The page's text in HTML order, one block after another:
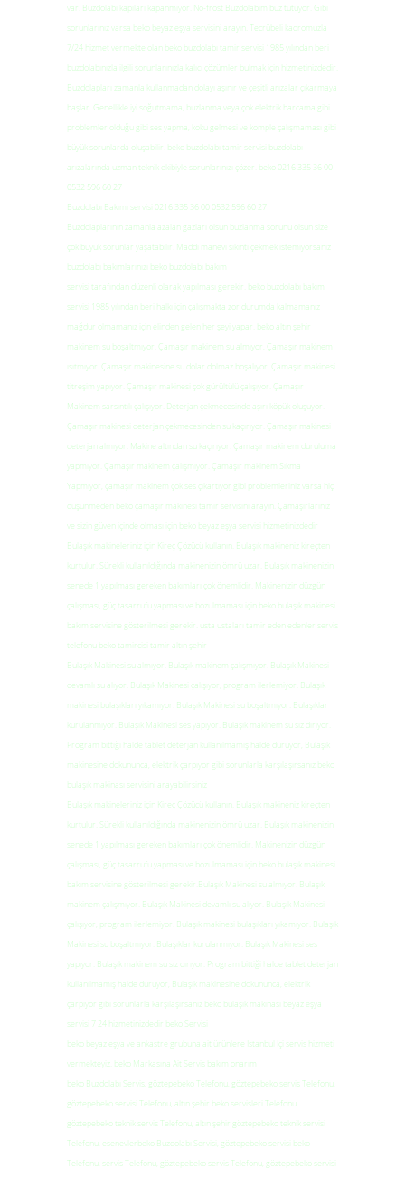
var. Buzdolabı kapıları kapanmıyor. No-frost Buzdolabım buz tutuyor. Gibi
sorunlarınız varsa beko beyaz eşya servisini arayın. Tecrübeli kadromuzla
7/24 hizmet vermekte olan beko buzdolabı tamir servisi 1985 yılından beri
buzdolabınızla ilgili sorunlarınızla kalıcı çözümler bulmak için hizmetinizdedir.
Buzdolapları zamanla kullanmadan dolayı aşınır ve çeşitli arızalar çıkarmaya
başlar. Genellikle iyi soğutmama, buzlanma veya çok elektrik harcama gibi
problemler olduğu gibi ses yapma, koku gelmesi ve komple çalışmaması gibi
büyük sorunlarda oluşabilir. beko buzdolabı tamir servisi buzdolabı
arızalarında uzman teknik ekibiyle sorunlarınızı çözer. beko 0216 335 36 00
0532 596 60 27
Buzdolabı Bakımı servisi 0216 335 36 00 0532 596 60 27
Buzdolaplarının zamanla azalan gazları olsun buzlanma sorunu olsun size
çok büyük sorunlar yaşatabilir. Maddi manevi sıkıntı çekmek istemiyorsanız
buzdolabı bakımlarınızı beko buzdolabı bakım
servisi tarafından düzenli olarak yapılması gerekir. beko buzdolabı bakım
servisi 1985 yılından beri halkı için çalışmakta zor durumda kalmamanız
mağdur olmamanız için elinden gelen her şeyi yapar. beko altın şehir
makinem su boşaltmıyor. Çamaşır makinem su almıyor, Çamaşır makinem
ısıtmıyor. Çamaşır makinesine su dolar dolmaz boşalıyor, Çamaşır makinesi
titreşim yapıyor. Çamaşır makinesi çok gürültülü çalışıyor. Çamaşır
Makinem sarsıntılı çalışıyor. Deterjan çekmecesinde aşırı köpük oluşuyor.
Çamaşır makinesi deterjan çekmecesinden su kaçırıyor. Çamaşır makinesi
deterjan almıyor. Makine altından su kaçırıyor. Çamaşır makinem duruluma
yapmıyor. Çamaşır makinem çalışmıyor. Çamaşır makinem Sıkma
Yapmıyor, çamaşır makinem çok ses çıkartıyor gibi problemleriniz varsa hiç
düşünmeden beko çamaşır makinesi tamir servisini arayın. Çamaşırlarınız
ve sizin güven içinde olması için beko beyaz eşya servisi hizmetinizdedir
Bulaşık makineleriniz için Kireç Çözücü kullanın. Bulaşık makineniz kireçten
kurtulur. Sürekli kullanıldığında makinenizin ömrü uzar. Bulaşık makinenizin
senede 1 yapılması gereken bakımları çok önemlidir. Makinenizin düzgün
çalışması, güç tasarrufu yapması ve bozulmaması için beko bulaşık makinesi
bakım servisine gösterilmesi gerekir. usta ustaları tamir eden edenler servis
telefonu beko tamircisi tamir altın şehir
Bulaşık Makinesi su almıyor. Bulaşık makinem çalışmıyor. Bulaşık Makinesi
devamlı su alıyor. Bulaşık Makinesi çalışıyor, program ilerlemiyor. Bulaşık
makinesi bulaşıkları yıkamıyor. Bulaşık Makinesi su boşaltmıyor. Bulaşıklar
kurulanmıyor. Bulaşık Makinesi ses yapıyor. Bulaşık makinem su sız dırıyor.
Program bittiği halde tablet deterjan kullanılmamış halde duruyor, Bulaşık
makinesine dokununca, elektrik çarpıyor gibi sorunlarla karşılaşırsanız beko
bulaşık makinası servisini arayabilirsiniz
Bulaşık makineleriniz için Kireç Çözücü kullanın. Bulaşık makineniz kireçten
kurtulur. Sürekli kullanıldığında makinenizin ömrü uzar. Bulaşık makinenizin
senede 1 yapılması gereken bakımları çok önemlidir. Makinenizin düzgün
çalışması, güç tasarrufu yapması ve bozulmaması için beko bulaşık makinesi
bakım servisine gösterilmesi gerekir.Bulaşık Makinesi su almıyor. Bulaşık
makinem çalışmıyor. Bulaşık Makinesi devamlı su alıyor. Bulaşık Makinesi
çalışıyor, program ilerlemiyor. Bulaşık makinesi bulaşıkları yıkamıyor. Bulaşık
Makinesi su boşaltmıyor. Bulaşıklar kurulanmıyor. Bulaşık Makinesi ses
yapıyor. Bulaşık makinem su sız dırıyor. Program bittiği halde tablet deterjan
kullanılmamış halde duruyor, Bulaşık makinesine dokununca, elektrik
çarpıyor gibi sorunlarla karşılaşırsanız beko bulaşık makinası beyaz eşya
servisi 7 24 hizmetinizdedir beko Servisi
beko beyaz eşya ve ankastre grubuna ait ürünlere İstanbul İçi servis hizmeti
vermekteyiz. beko Markasına Ait Servis bakım onarım
beko Buzdolabı Servis, göztepebeko Telefonu, göztepebeko servis Telefonu,
göztepebeko servisi Telefonu, altın şehir beko servisleri Telefonu,
göztepebeko teknik servis Telefonu, altın şehir göztepebeko teknik servisi
Telefonu, esenevlerbeko Buzdolabı Servisi, göztepebeko servisi beko
Telefonu, servis Telefonu, göztepebeko servis Telefonu, göztepebeko servisi